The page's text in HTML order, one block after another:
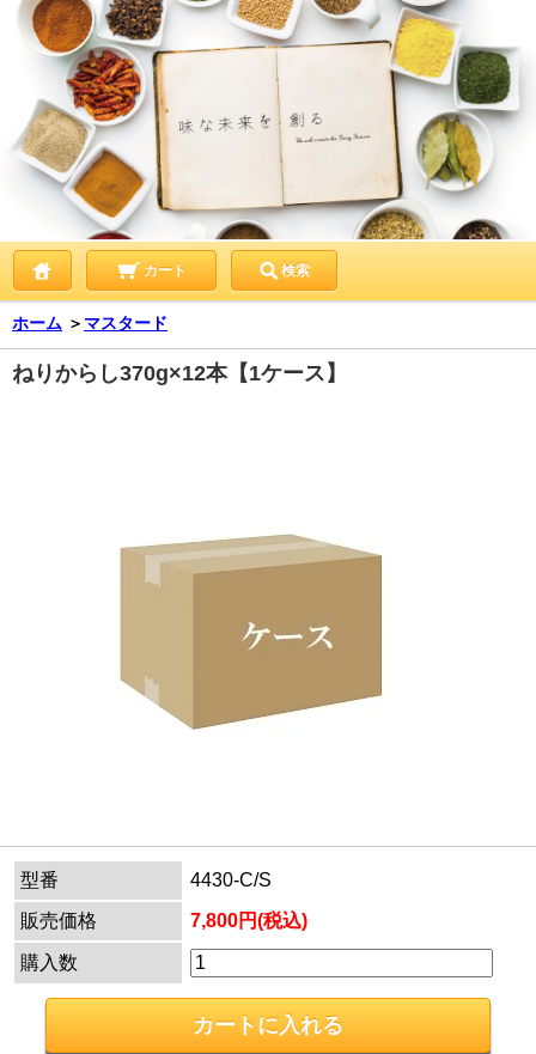
カート 検索
ホーム ＞ マスタード
ねりからし370g×12本【1ケース】
型番
4430-C/S
販売価格
7,800円(税込)
購入数